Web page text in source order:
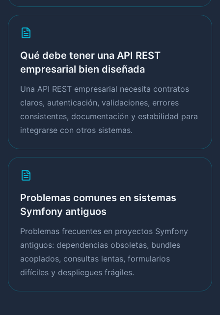
Qué debe tener una API REST
empresarial bien diseñada
Una API REST empresarial necesita contratos
claros, autenticación, validaciones, errores
consistentes, documentación y estabilidad para
integrarse con otros sistemas.
Problemas comunes en sistemas
Symfony antiguos
Problemas frecuentes en proyectos Symfony
antiguos: dependencias obsoletas, bundles
acoplados, consultas lentas, formularios
difíciles y despliegues frágiles.